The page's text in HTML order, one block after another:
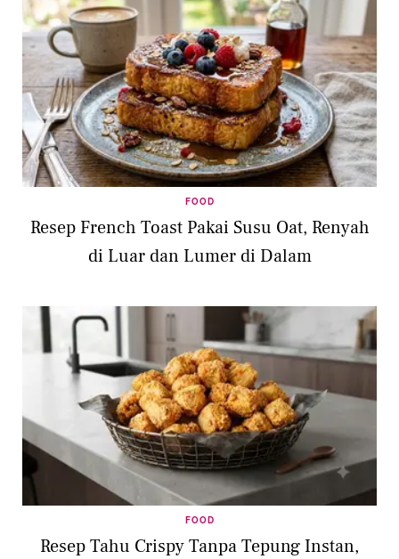
FOOD
Resep French Toast Pakai Susu Oat, Renyah
di Luar dan Lumer di Dalam
FOOD
Resep Tahu Crispy Tanpa Tepung Instan,